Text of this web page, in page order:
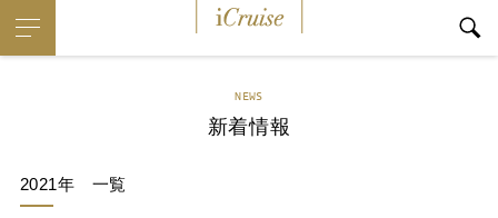
NEWS
新着情報
2021年 一覧